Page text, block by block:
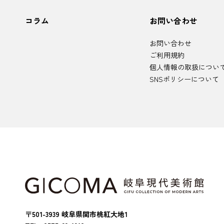
コラム お問い合わせ
お問い合わせ
ご利用規約
個人情報の取扱につい
SNSポリシーについて
〒501-3939 岐阜県関市桃紅大地1